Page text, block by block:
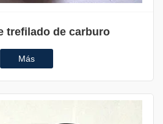
trefilado de carburo
Más